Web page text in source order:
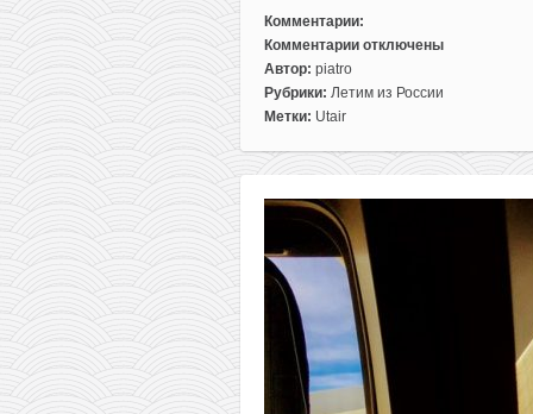
Комментарии:
Комментарии
к
записи
Летим
Россию!
из
в
разные
города
летом
туда-
обратно
отключены
Автор: piatro
Рубрики: Летим из России
Метки: Utair